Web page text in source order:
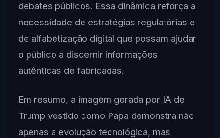
debates públicos. Essa dinâmica reforça a
necessidade de estratégias regulatórias e
de alfabetização digital que possam ajudar
o público a discernir informações
autênticas de fabricadas.
Em resumo, a imagem gerada por IA de
Trump vestido como Papa demonstra não
apenas a evolução tecnológica, mas